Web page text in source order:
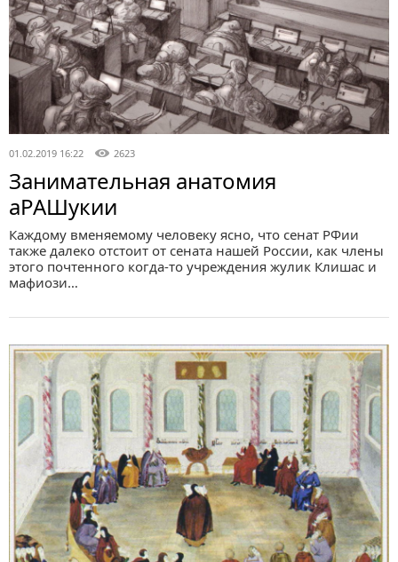
01.02.2019 16:22 2623
Занимательная анатомия
аРАШукии
Каждому вменяемому человеку ясно, что сенат РФии
также далеко отстоит от сената нашей России, как члены
этого почтенного когда-то учреждения жулик Клишас и
мафиози…